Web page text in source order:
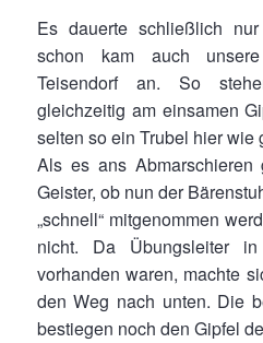
Es dauerte schließlich
schon kam auch unsere
Teisendorf an. So
gleichzeitig am einsamen
selten so ein Trubel hier wie
Als es ans
Geister, ob nun der
„schnell“ mitgenommen
nicht. Da Übungsleiter in
vorhanden waren, machte
den Weg nach unten. Die
bestiegen noch den Gipfel